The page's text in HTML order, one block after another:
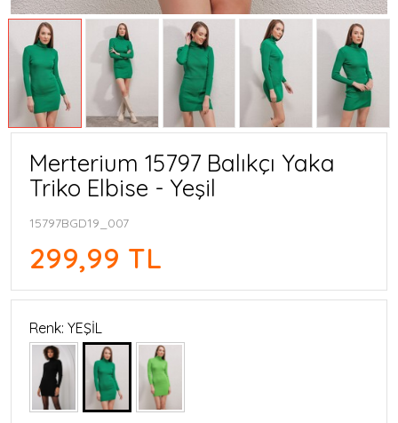
Merterium 15797 Balıkçı Yaka
Triko Elbise - Yeşil
15797BGD19_007
299,99 TL
Renk: YEŞİL